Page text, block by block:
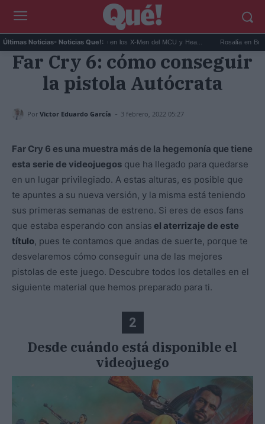
Últimas Noticias- Noticias Que!:
Kit Connor será Cíclope en los X-Men del MCU y Hea... Rosalía en
Far Cry 6: cómo conseguir
la pistola Autócrata
Por Victor Eduardo García - 3 febrero, 2022 05:27
Far Cry 6 es una muestra más de la hegemonía que tiene
esta serie de videojuegos que ha llegado para quedarse
en un lugar privilegiado. A estas alturas, es posible que
te apuntes a su nueva versión, y la misma está teniendo
sus primeras semanas de estreno. Si eres de esos fans
que estaba esperando con ansias el aterrizaje de este
título, pues te contamos que andas de suerte, porque te
desvelaremos cómo conseguir una de las mejores
pistolas de este juego. Descubre todos los detalles en el
siguiente material que hemos preparado para ti.
2
Desde cuándo está disponible el
videojuego